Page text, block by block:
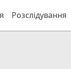
Розслідування